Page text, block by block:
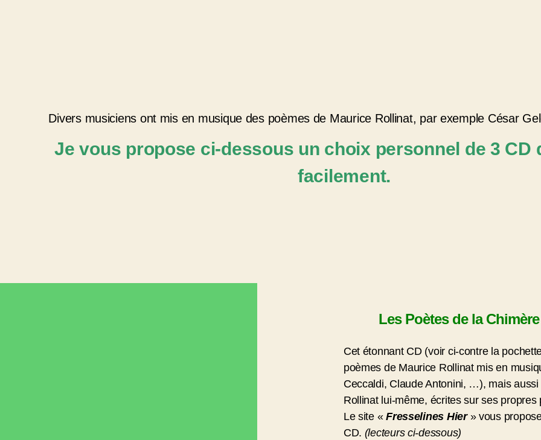
Divers musiciens ont mis en musique des poèmes de Maurice Rollinat, par exemple César
Je vous propose ci-dessous un choix personnel de 3 CD
facilement.
Les Poètes de la
Cet étonnant CD (voir ci-contre la
poèmes de Maurice Rollinat mis en
Ceccaldi, Claude Antonini, …), mais
Rollinat lui-même, écrites sur ses
Le site «Fresselines Hier» vous
CD. (lecteurs ci-dessous)